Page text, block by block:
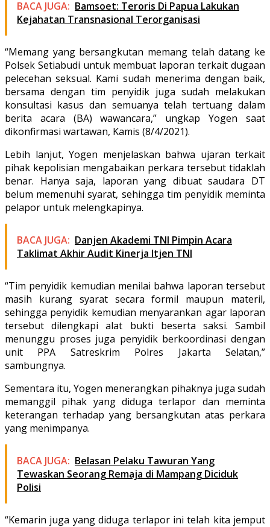
BACA JUGA: Bamsoet: Teroris Di Papua Lakukan
Kejahatan Transnasional Terorganisasi
“Memang yang bersangkutan memang telah datang ke
Polsek Setiabudi untuk membuat laporan terkait dugaan
pelecehan seksual. Kami sudah menerima dengan baik,
bersama dengan tim penyidik juga sudah melakukan
konsultasi kasus dan semuanya telah tertuang dalam
berita acara (BA) wawancara,” ungkap Yogen saat
dikonfirmasi wartawan, Kamis (8/4/2021).
Lebih lanjut, Yogen menjelaskan bahwa ujaran terkait
pihak kepolisian mengabaikan perkara tersebut tidaklah
benar. Hanya saja, laporan yang dibuat saudara DT
belum memenuhi syarat, sehingga tim penyidik meminta
pelapor untuk melengkapinya.
BACA JUGA: Danjen Akademi TNI Pimpin Acara
Taklimat Akhir Audit Kinerja Itjen TNI
“Tim penyidik kemudian menilai bahwa laporan tersebut
masih kurang syarat secara formil maupun materil,
sehingga penyidik kemudian menyarankan agar laporan
tersebut dilengkapi alat bukti beserta saksi. Sambil
menunggu proses juga penyidik berkoordinasi dengan
unit PPA Satreskrim Polres Jakarta Selatan,”
sambungnya.
Sementara itu, Yogen menerangkan pihaknya juga sudah
memanggil pihak yang diduga terlapor dan meminta
keterangan terhadap yang bersangkutan atas perkara
yang menimpanya.
BACA JUGA: Belasan Pelaku Tawuran Yang
Tewaskan Seorang Remaja di Mampang Diciduk
Polisi
“Kemarin juga yang diduga terlapor ini telah kita jemput